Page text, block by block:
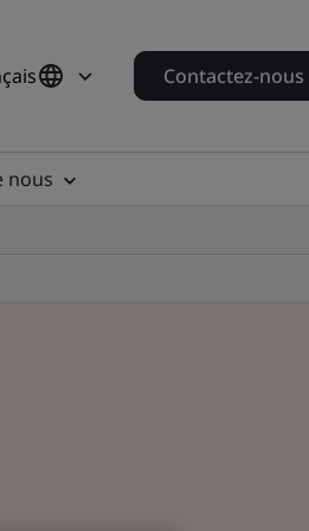
Contactez-nous
nous